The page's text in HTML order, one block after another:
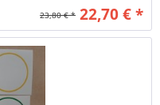
23,80 € * 22,70 € *